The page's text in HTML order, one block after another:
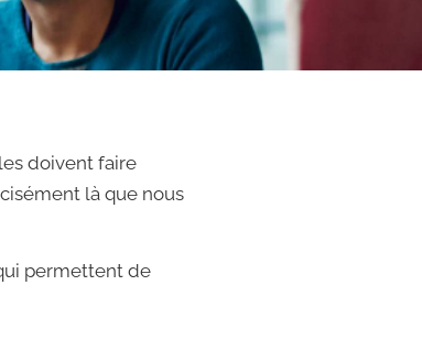
doivent faire
là que nous
permettent de